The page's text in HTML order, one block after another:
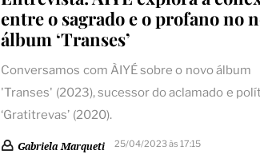
entre o sagrado e o profano no
álbum ‘Transes’
Conversamos com ÀIYÉ sobre o novo álbum
'Transes' (2023), sucessor do aclamado e
‘Gratitrevas’ (2020).
Gabriela Marqueti 25/04/2023 às 17:15